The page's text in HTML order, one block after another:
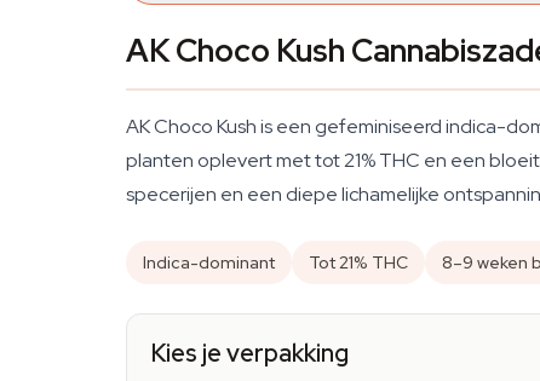
AK Choco Kush
AK Choco Kush is een gefeminiseerd indica-
planten oplevert met tot 21% THC en een
specerijen en een diepe lichamelijke
Indica-dominant Tot 21% THC 8–9 weken
Kies je verpakking